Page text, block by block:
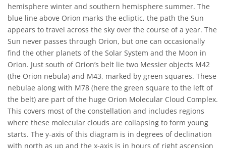
hemisphere winter and southern hemisphere summer. The
blue line above Orion marks the ecliptic, the path the Sun
appears to travel across the sky over the course of a year. The
Sun never passes through Orion, but one can occasionally
find the other planets of the Solar System and the Moon in
Orion. Just south of Orion’s belt lie two Messier objects M42
(the Orion nebula) and M43, marked by green squares. These
nebulae along with M78 (here the green square to the left of
the belt) are part of the huge Orion Molecular Cloud Complex.
This covers most of the constellation and includes regions
where these molecular clouds are collapsing to form young
starts. The y-axis of this diagram is in degrees of declination
with north as up and the x-axis is in hours of right ascension